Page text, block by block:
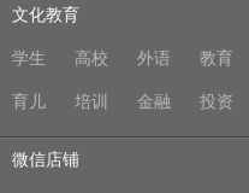
文化教育
学生 高校 外语 教育
育儿 培训 金融 投资
微信店铺